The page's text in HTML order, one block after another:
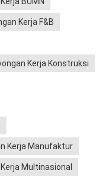
Kerja F&B
Kerja Konstruksi
Kerja Manufaktur
Multinasional